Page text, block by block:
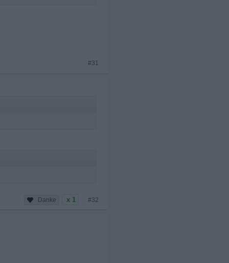
#31
x 1 #32